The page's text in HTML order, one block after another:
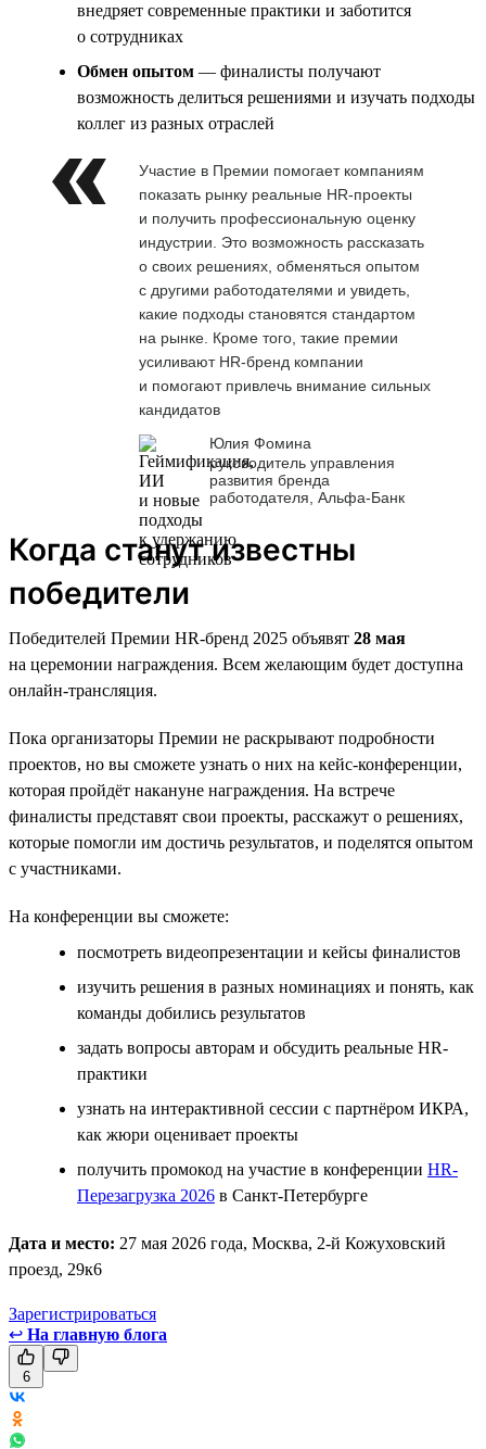
внедряет современные практики и заботится
о сотрудниках
Обмен опытом — финалисты получают
возможность делиться решениями и изучать подходы
коллег из разных отраслей
Участие в Премии помогает компаниям
показать рынку реальные HR-проекты
и получить профессиональную оценку
индустрии. Это возможность рассказать
о своих решениях, обменяться опытом
с другими работодателями и увидеть,
какие подходы становятся стандартом
на рынке. Кроме того, такие премии
усиливают HR-бренд компании
и помогают привлечь внимание сильных
кандидатов
Юлия Фомина
руководитель управления
развития бренда
работодателя, Альфа-Банк
Когда станут известны
победители
Победителей Премии HR-бренд 2025 объявят 28 мая
на церемонии награждения. Всем желающим будет доступна
онлайн-трансляция.
Пока организаторы Премии не раскрывают подробности
проектов, но вы сможете узнать о них на кейс-конференции,
которая пройдёт накануне награждения. На встрече
финалисты представят свои проекты, расскажут о решениях,
которые помогли им достичь результатов, и поделятся опытом
с участниками.
На конференции вы сможете:
посмотреть видеопрезентации и кейсы финалистов
изучить решения в разных номинациях и понять, как
команды добились результатов
задать вопросы авторам и обсудить реальные HR-
практики
узнать на интерактивной сессии с партнёром ИКРА,
как жюри оценивает проекты
получить промокод на участие в конференции HR-
Перезагрузка 2026 в Санкт-Петербурге
Дата и место: 27 мая 2026 года, Москва, 2-й Кожуховский
проезд, 29к6
Зарегистрироваться
↩ На главную блога
6